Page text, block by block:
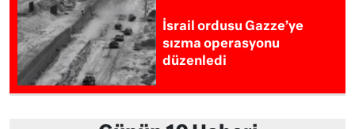
İsrail ordusu Gazze’ye
sızma operasyonu
düzenledi